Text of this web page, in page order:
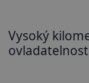
Vysoký
ovladatelnost